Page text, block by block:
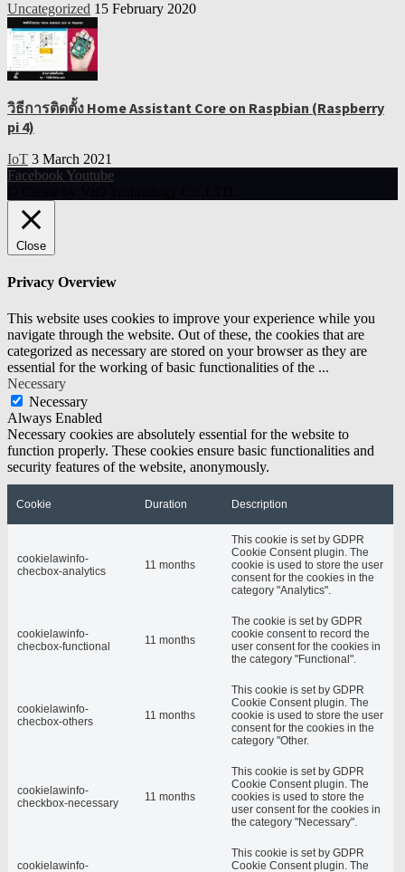
Uncategorized 15 February 2020
วิธีการติดตั้ง Home Assistant Core on Raspbian (Raspberry
pi 4)
IoT 3 March 2021
Facebook Youtube
Close
Privacy Overview
This website uses cookies to improve your experience while you
navigate through the website. Out of these, the cookies that are
categorized as necessary are stored on your browser as they are
essential for the working of basic functionalities of the ...
Necessary
Necessary
Always Enabled
Necessary cookies are absolutely essential for the website to
function properly. These cookies ensure basic functionalities and
security features of the website, anonymously.
Cookie Duration Description
cookielawinfo-
checbox-analytics
11 months
This cookie is set by GDPR
Cookie Consent plugin. The
cookie is used to store the user
consent for the cookies in the
category "Analytics".
cookielawinfo-
checbox-functional
11 months
The cookie is set by GDPR
cookie consent to record the
user consent for the cookies in
the category "Functional".
cookielawinfo-
checbox-others
11 months
This cookie is set by GDPR
Cookie Consent plugin. The
cookie is used to store the user
consent for the cookies in the
category "Other.
cookielawinfo-
checkbox-necessary
11 months
This cookie is set by GDPR
Cookie Consent plugin. The
cookies is used to store the
user consent for the cookies in
the category "Necessary".
cookielawinfo-
This cookie is set by GDPR
Cookie Consent plugin. The